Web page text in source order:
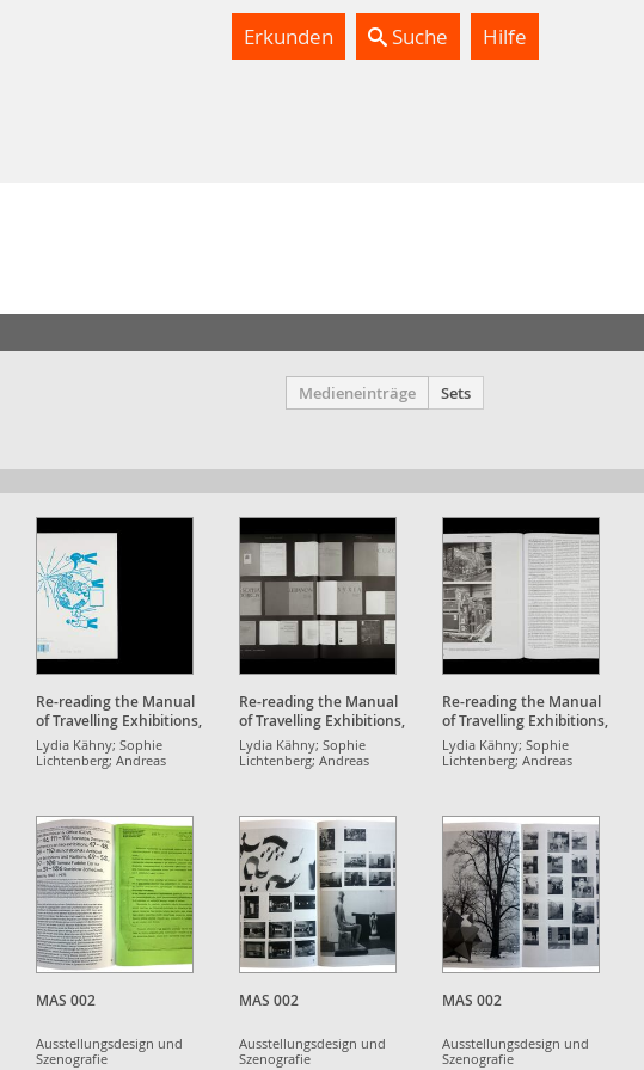
Erkunden Suche Hilfe
Medieneinträge Sets
Re-reading the Manual
of Travelling Exhibitions,
UNESCO 1953
Lydia Kähny; Sophie
Lichtenberg; Andreas
Re-reading the Manual
of Travelling Exhibitions,
UNESCO 1953
Lydia Kähny; Sophie
Lichtenberg; Andreas
Re-reading the Manual
of Travelling Exhibitions,
UNESCO 1953
Lydia Kähny; Sophie
Lichtenberg; Andreas
MAS 002
Ausstellungsdesign und
Szenografie
MAS 002
Ausstellungsdesign und
Szenografie
MAS 002
Ausstellungsdesign und
Szenografie